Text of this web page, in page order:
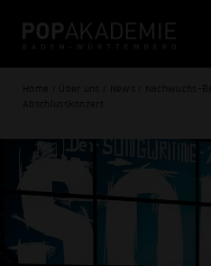
Home / Über uns / News / Nachwuchs-
Abschlusskonzert